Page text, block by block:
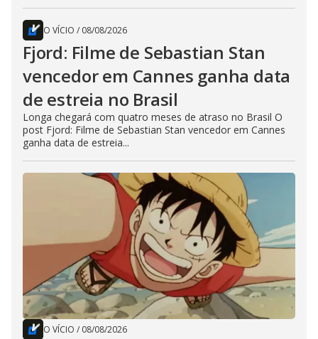
O VÍCIO / 08/08/2026
Fjord: Filme de Sebastian Stan
vencedor em Cannes ganha data
de estreia no Brasil
Longa chegará com quatro meses de atraso no Brasil O
post Fjord: Filme de Sebastian Stan vencedor em Cannes
ganha data de estreia...
O VÍCIO / 08/08/2026